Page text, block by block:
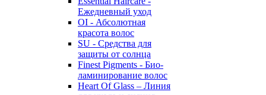
Eжедневный уход
OI - Абсолютная
красота волос
SU - Средства для
защиты от солнца
Finest Pigments - Био-
ламинирование волос
Heart Of Glass – Линия